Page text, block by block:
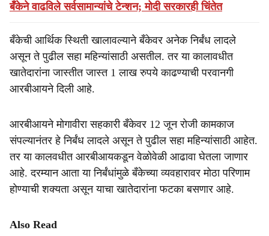
बँकेने वाढविले सर्वसामान्यांचे टेन्शन; मोदी सरकारही चिंतेत
बँकेची आर्थिक स्थिती खालावल्याने बँकेवर अनेक निर्बंध लादले
असून ते पुढील सहा महिन्यांसाठी असतील. तर या कालावधीत
खातेदारांना जास्तीत जास्त 1 लाख रुपये काढण्याची परवानगी
आरबीआयने दिली आहे.
आरबीआयने मोगावीरा सहकारी बँकेवर 12 जून रोजी कामकाज
संपल्यानंतर हे निर्बंध लादले असून ते पुढील सहा महिन्यांसाठी आहेत.
तर या कालवधीत आरबीआयकडून वेळोवेळी आढावा घेतला जाणार
आहे. दरम्यान आता या निर्बंधांमुळे बँकेच्या व्यवहारावर मोठा परिणाम
होण्याची शक्यता असून याचा खातेदारांना फटका बसणार आहे.
Also Read